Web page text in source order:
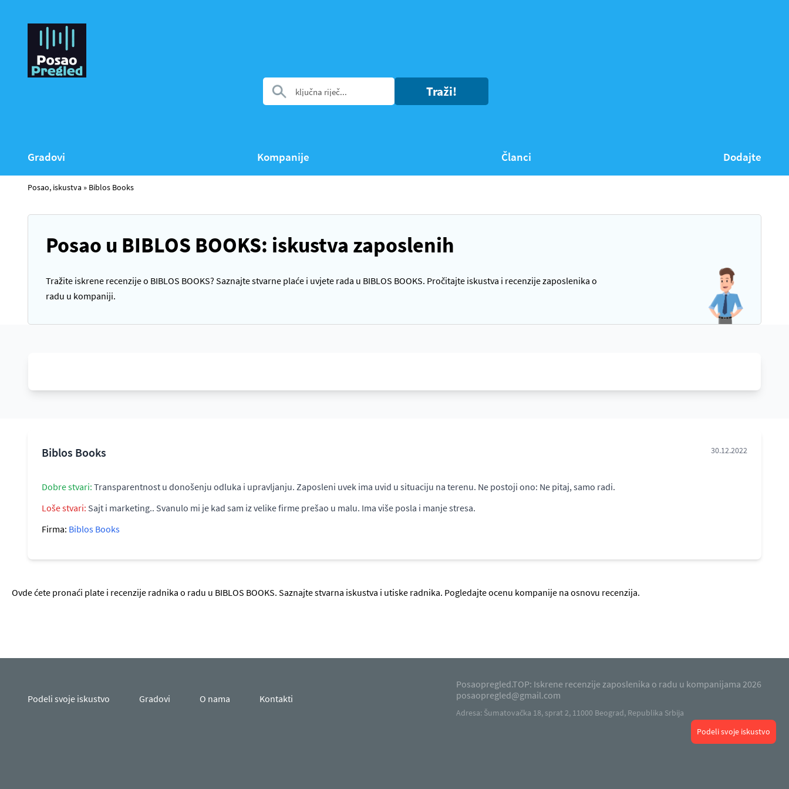
Traži!
Gradovi Kompanije Članci Dodajte
Posao, iskustva » Biblos Books
Posao u BIBLOS BOOKS: iskustva zaposlenih
Tražite iskrene recenzije o BIBLOS BOOKS? Saznajte stvarne plaće i uvjete rada u BIBLOS BOOKS. Pročitajte iskustva i recenzije zaposlenika o
radu u kompaniji.
Biblos Books 30.12.2022
Dobre stvari: Transparentnost u donošenju odluka i upravljanju. Zaposleni uvek ima uvid u situaciju na terenu. Ne postoji ono: Ne pitaj, samo radi.
Loše stvari: Sajt i marketing.. Svanulo mi je kad sam iz velike firme prešao u malu. Ima više posla i manje stresa.
Firma: Biblos Books
Ovde ćete pronaći plate i recenzije radnika o radu u BIBLOS BOOKS. Saznajte stvarna iskustva i utiske radnika. Pogledajte ocenu kompanije na osnovu recenzija.
Podeli svoje iskustvo
Podeli svoje iskustvo Gradovi O nama Kontakti
Posaopregled.TOP: Iskrene recenzije zaposlenika o radu u kompanijama 2026
posaopregled@gmail.com
Adresa: Šumatovačka 18, sprat 2, 11000 Beograd, Republika Srbija